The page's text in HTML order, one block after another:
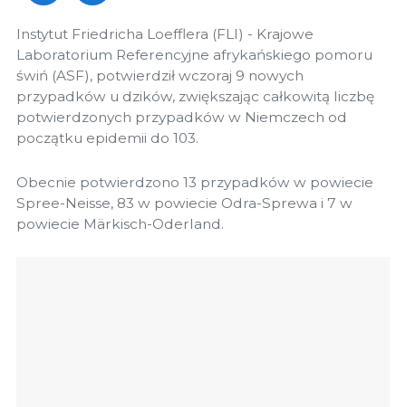
Instytut Friedricha Loefflera (FLI) - Krajowe
Laboratorium Referencyjne afrykańskiego pomoru
świń (ASF), potwierdził wczoraj 9 nowych
przypadków u dzików, zwiększając całkowitą liczbę
potwierdzonych przypadków w Niemczech od
początku epidemii do 103.
Obecnie potwierdzono 13 przypadków w powiecie
Spree-Neisse, 83 w powiecie Odra-Sprewa i 7 w
powiecie Märkisch-Oderland.